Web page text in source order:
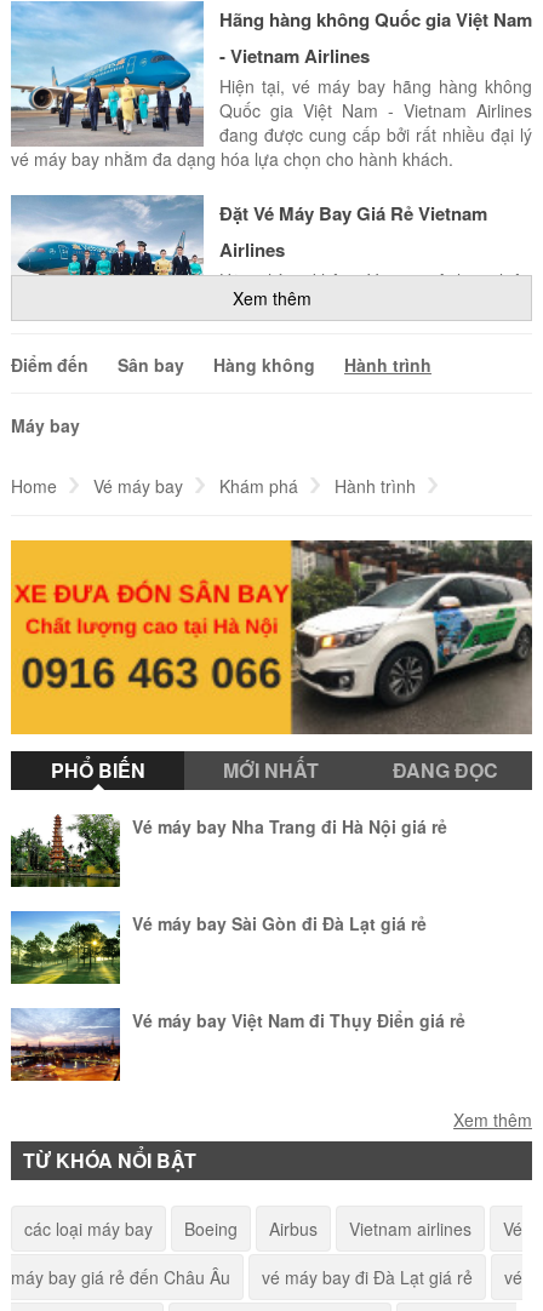
Hãng hàng không Quốc gia Việt Nam
- Vietnam Airlines
Hiện tại, vé máy bay hãng hàng không
Quốc gia Việt Nam - Vietnam Airlines
đang được cung cấp bởi rất nhiều đại lý
vé máy bay nhằm đa dạng hóa lựa chọn cho hành khách.
Đặt Vé Máy Bay Giá Rẻ Vietnam
Airlines
Hãng hàng không Vietnam Airlines luôn
mang đến cho du khách những chuyến
bay an toàn. Hãy đặt vé của hãng hàng
không này để tận hưởng kì nghỉ của bạn.
cấp bởi rất nhiều đại lý vé máy bay
Bảng Giá Vé Máy Bay Giá Rẻ
Bamboo Airways mới nhất
Bamboo Airways là một hãng hàng
không tư nhân của Việt Nam được thành
lập bởi tập đoàn FLC.
Bảng Giá Vé Máy Bay Giá Rẻ Vietjet
Air 2021
đến cho du khách những chuyến bay an
này để tận hưởng kì nghỉ của bạn.
Xem thêm
Điểm đến Sân bay Hàng không Hành trình
Máy bay
Home Vé máy bay Khám phá Hành trình
Vé máy bay Hà Nội đi Paris giá rẻ
PHỔ BIẾN MỚI NHẤT ĐANG ĐỌC
Vé máy bay Nha Trang đi Hà Nội giá rẻ
Vé máy bay Sài Gòn đi Đà Lạt giá rẻ
Vé máy bay Việt Nam đi Thụy Điển giá rẻ
Xem thêm
TỪ KHÓA NỔI BẬT
các loại máy bay Boeing Airbus Vietnam airlines
Vé
máy bay giá rẻ đến Châu Âu
vé máy bay đi Đà Lạt giá rẻ
vé